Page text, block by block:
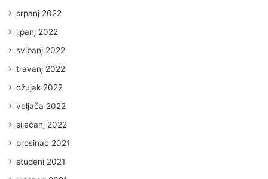
srpanj 2022
lipanj 2022
svibanj 2022
travanj 2022
ožujak 2022
veljača 2022
siječanj 2022
prosinac 2021
studeni 2021